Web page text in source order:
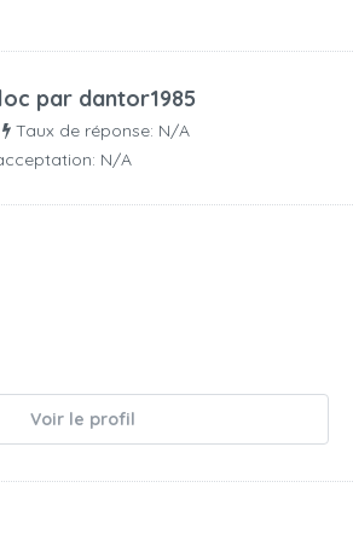
par dantor1985
Taux de réponse: N/A
N/A
Voir le profil